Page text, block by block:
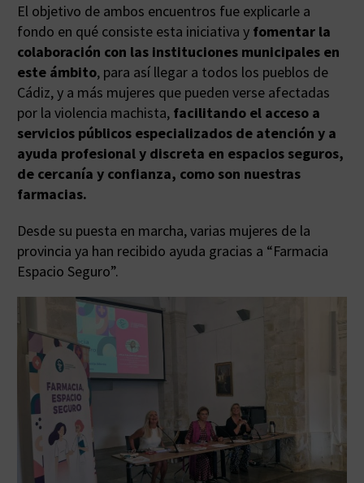
El objetivo de ambos encuentros fue explicarle a
fondo en qué consiste esta iniciativa y fomentar la
colaboración con las instituciones municipales en
este ámbito, para así llegar a todos los pueblos de
Cádiz, y a más mujeres que pueden verse afectadas
por la violencia machista, facilitando el acceso a
servicios públicos especializados de atención y a
ayuda profesional y discreta en espacios seguros,
de cercanía y confianza, como son nuestras
farmacias.
Desde su puesta en marcha, varias mujeres de la
provincia ya han recibido ayuda gracias a “Farmacia
Espacio Seguro”.